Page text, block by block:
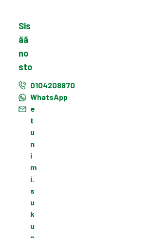
Sis
ää
no
sto
0104208870
WhatsApp
e
t
u
n
i
m
i.
s
u
k
u